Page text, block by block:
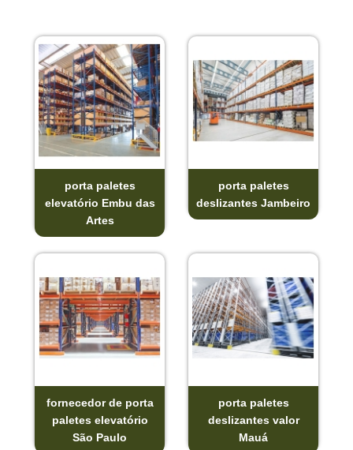
porta paletes
elevatório Embu das
Artes
porta paletes
deslizantes Jambeiro
fornecedor de porta
paletes elevatório
São Paulo
porta paletes
deslizantes valor
Mauá